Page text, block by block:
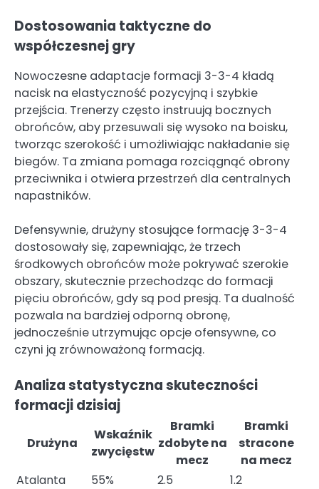
Dostosowania taktyczne do
współczesnej gry
Nowoczesne adaptacje formacji 3-3-4 kładą
nacisk na elastyczność pozycyjną i szybkie
przejścia. Trenerzy często instruują bocznych
obrońców, aby przesuwali się wysoko na boisku,
tworząc szerokość i umożliwiając nakładanie się
biegów. Ta zmiana pomaga rozciągnąć obrony
przeciwnika i otwiera przestrzeń dla centralnych
napastników.
Defensywnie, drużyny stosujące formację 3-3-4
dostosowały się, zapewniając, że trzech
środkowych obrońców może pokrywać szerokie
obszary, skutecznie przechodząc do formacji
pięciu obrońców, gdy są pod presją. Ta dualność
pozwala na bardziej odporną obronę,
jednocześnie utrzymując opcje ofensywne, co
czyni ją zrównoważoną formacją.
Analiza statystyczna skuteczności
formacji dzisiaj
Drużyna
Wskaźnik
zwycięstw
Bramki
zdobyte na
mecz
Bramki
stracone
na mecz
Atalanta
55% 2.5 1.2